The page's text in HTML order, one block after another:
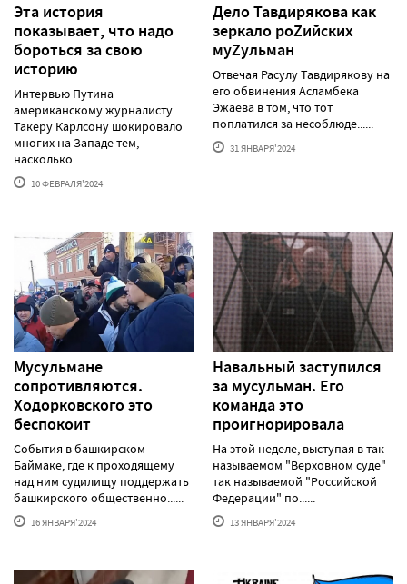
Эта история
показывает, что надо
бороться за свою
историю
Интервью Путина
американскому журналисту
Такеру Карлсону шокировало
многих на Западе тем,
насколько......
10 ФЕВРАЛЯ'2024
Дело Тавдирякова как
зеркало роZийских
муZульман
Отвечая Расулу Тавдирякову на
его обвинения Асламбека
Эжаева в том, что тот
поплатился за несоблюде......
31 ЯНВАРЯ'2024
Мусульмане
сопротивляются.
Ходорковского это
беспокоит
События в башкирском
Баймаке, где к проходящему
над ним судилищу поддержать
башкирского общественно......
16 ЯНВАРЯ'2024
Навальный заступился
за мусульман. Его
команда это
проигнорировала
На этой неделе, выступая в так
называемом "Верховном суде"
так называемой "Российской
Федерации" по......
13 ЯНВАРЯ'2024